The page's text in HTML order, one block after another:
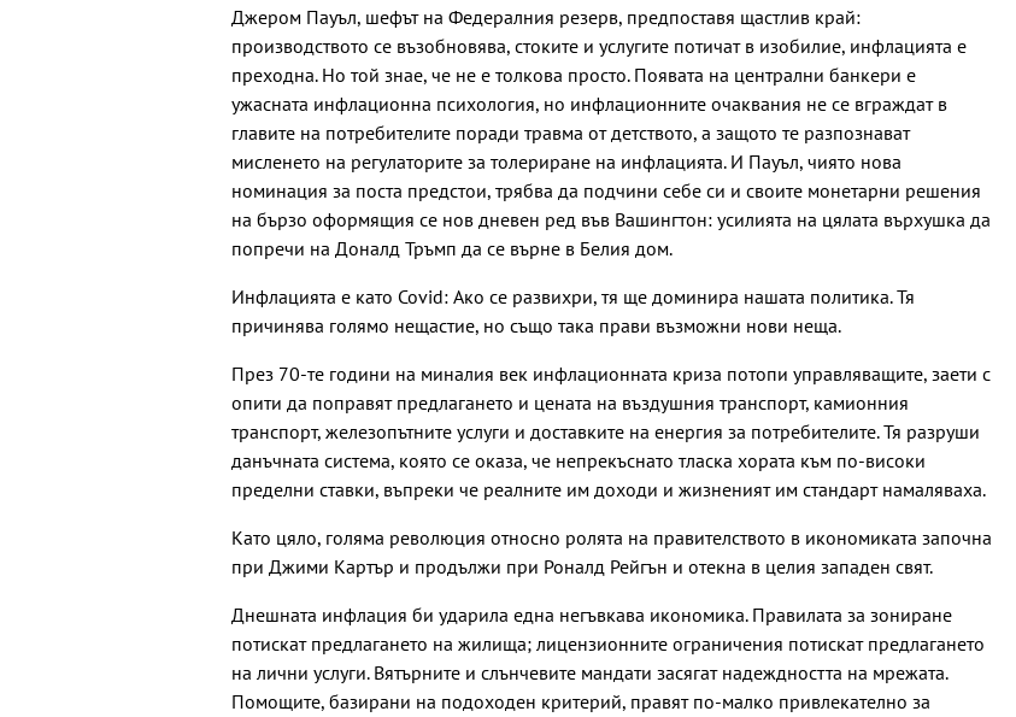
Джером Пауъл, шефът на Федералния резерв, предпоставя щастлив край:
производството се възобновява, стоките и услугите потичат в изобилие, инфлацията е
преходна. Но той знае, че не е толкова просто. Появата на централни банкери е
ужасната инфлационна психология, но инфлационните очаквания не се вграждат в
главите на потребителите поради травма от детството, а защото те разпознават
мисленето на регулаторите за толериране на инфлацията. И Пауъл, чиято нова
номинация за поста предстои, трябва да подчини себе си и своите монетарни решения
на бързо оформящия се нов дневен ред във Вашингтон: усилията на цялата върхушка да
попречи на Доналд Тръмп да се върне в Белия дом.
Инфлацията е като Covid: Ако се развихри, тя ще доминира нашата политика. Тя
причинява голямо нещастие, но също така прави възможни нови неща.
През 70-те години на миналия век инфлационната криза потопи управляващите, заети с
опити да поправят предлагането и цената на въздушния транспорт, камионния
транспорт, железопътните услуги и доставките на енергия за потребителите. Тя разруши
данъчната система, която се оказа, че непрекъснато тласка хората към по-високи
пределни ставки, въпреки че реалните им доходи и жизненият им стандарт намаляваха.
Като цяло, голяма революция относно ролята на правителството в икономиката започна
при Джими Картър и продължи при Роналд Рейгън и отекна в целия западен свят.
Днешната инфлация би ударила една негъвкава икономика. Правилата за зониране
потискат предлагането на жилища; лицензионните ограничения потискат предлагането
на лични услуги. Вятърните и слънчевите мандати засягат надеждността на мрежата.
Помощите, базирани на подоходен критерий, правят по-малко привлекателно за
Аварии оставят без
варненци
на случаите на
Фестивал на етносите
завладява Варна днес